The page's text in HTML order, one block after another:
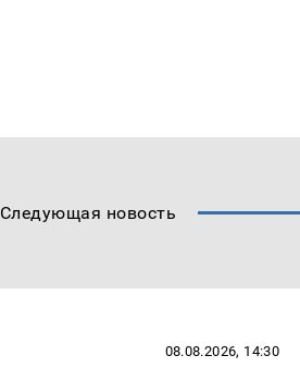
Следующая новость
08.08.2026, 14:30